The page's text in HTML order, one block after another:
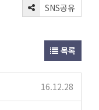
SNS공유
목록
16.12.28